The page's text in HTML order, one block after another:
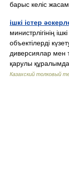
барыс келіс
ішкі істер
министрлігінің
объектілерді
диверсиялар мен
қарулы
Казахский толковый